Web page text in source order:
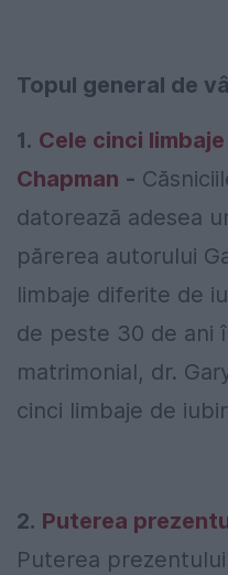
Topul general de
1. Cele cinci
Chapman -
datorează adesea
părerea autorului
limbaje diferite de
de peste 30 de ani
matrimonial, dr.
cinci limbaje de
2. Puterea
Puterea